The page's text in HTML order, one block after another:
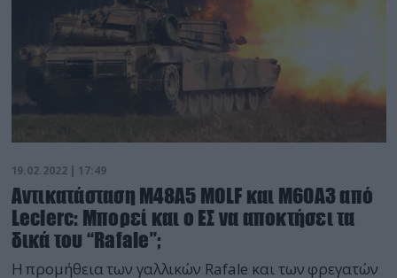
19.02.2022 | 17:49
Αντικατάσταση M48A5 MOLF και M60A3 από
Leclerc: Μπορεί και ο ΕΣ να αποκτήσει τα
δικά του “Rafale”;
Η προμήθεια των γαλλικών Rafale και των φρεγατών